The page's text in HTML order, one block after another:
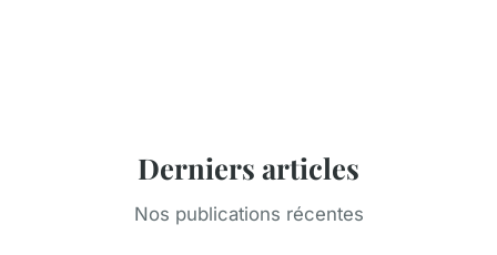
Derniers articles
Nos publications récentes